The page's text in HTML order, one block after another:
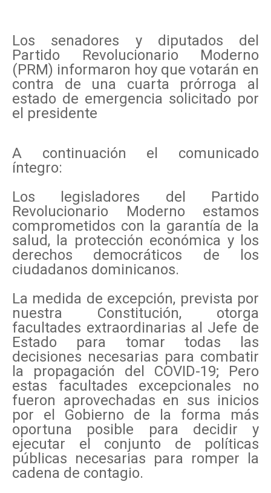
Los senadores y diputados del
Partido Revolucionario Moderno
(PRM) informaron hoy que votarán en
contra de una cuarta prórroga al
estado de emergencia solicitado por
el presidente
A continuación el comunicado
íntegro:
Los legisladores del Partido
Revolucionario Moderno estamos
comprometidos con la garantía de la
salud, la protección económica y los
derechos democráticos de los
ciudadanos dominicanos.
La medida de excepción, prevista por
nuestra Constitución, otorga
facultades extraordinarias al Jefe de
Estado para tomar todas las
decisiones necesarias para combatir
la propagación del COVID-19; Pero
estas facultades excepcionales no
fueron aprovechadas en sus inicios
por el Gobierno de la forma más
oportuna posible para decidir y
ejecutar el conjunto de políticas
públicas necesarias para romper la
cadena de contagio.